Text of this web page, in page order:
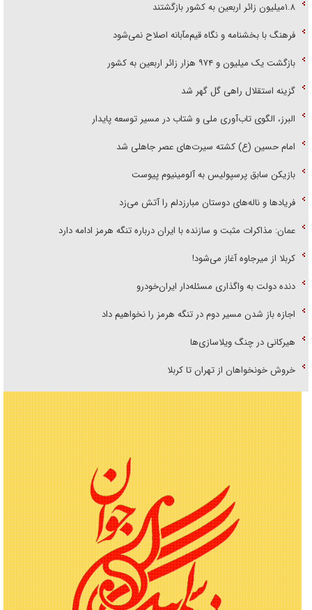
۱.۸میلیون زائر اربعین به کشور بازگشتند
فرهنگ با بخشنامه و نگاه قیم‌مآبانه اصلاح نمی‌شود
بازگشت یک میلیون و ۹۷۴ هزار زائر اربعین به کشور
گزینه استقلال راهی گل گهر شد
البرز، الگوی تاب‌آوری ملی و شتاب در مسیر توسعه پایدار
امام حسین (ع) کشته سیرت‌های عصر جاهلی شد
بازیکن سابق پرسپولیس به آلومینیوم پیوست
فریاد‌ها و ناله‌های دوستان مبارزدلم را آتش می‌زد
عمان: مذاکرات مثبت و سازنده با ایران درباره تنگه هرمز ادامه دارد
کربلا از میرجاوه آغاز می‌شود!
دنده دولت به واگذاری مسئله‌دار ایران‌خودرو
اجازه باز شدن مسیر دوم در تنگه هرمز را نخواهیم داد
هیرکانی در چنگ ویلاسازی‌ها
خروش خونخواهان از تهران تا کربلا